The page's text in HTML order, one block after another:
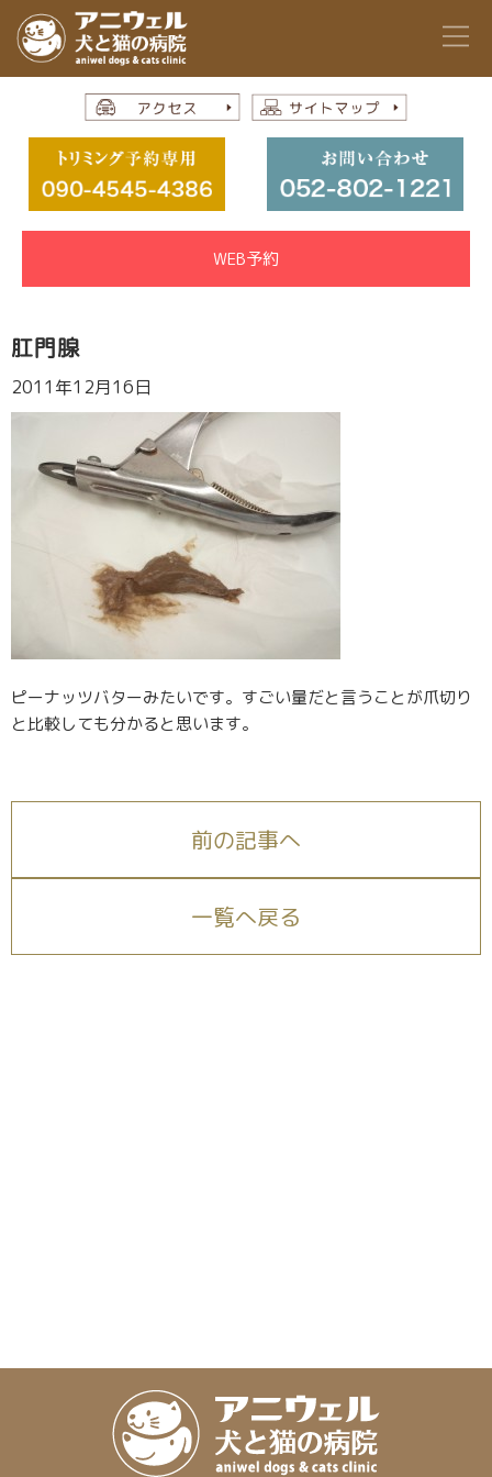
WEB予約
肛門腺
2011年12月16日
ピーナッツバターみたいです。すごい量だと言うことが爪切り
と比較しても分かると思います。
前の記事へ
一覧へ戻る